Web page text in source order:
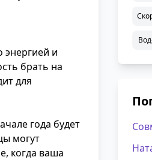
и
брать на
для
года будет
могут
когда ваша